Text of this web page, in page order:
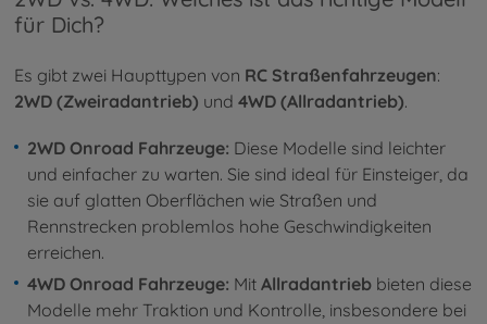
für Dich?
Es gibt zwei Haupttypen von RC Straßenfahrzeugen:
2WD (Zweiradantrieb) und 4WD (Allradantrieb).
2WD Onroad Fahrzeuge: Diese Modelle sind leichter
und einfacher zu warten. Sie sind ideal für Einsteiger, da
sie auf glatten Oberflächen wie Straßen und
Rennstrecken problemlos hohe Geschwindigkeiten
erreichen.
4WD Onroad Fahrzeuge: Mit Allradantrieb bieten diese
Modelle mehr Traktion und Kontrolle, insbesondere bei